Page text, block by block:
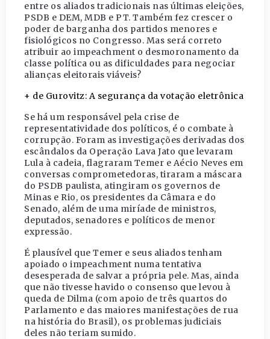
entre os aliados tradicionais nas últimas eleições,
PSDB e DEM, MDB e PT. Também fez crescer o
poder de barganha dos partidos menores e
fisiológicos no Congresso. Mas será correto
atribuir ao impeachment o desmoronamento da
classe política ou as dificuldades para negociar
alianças eleitorais viáveis?
+ de Gurovitz: A segurança da votação eletrônica
Se há um responsável pela crise de
representatividade dos políticos, é o combate à
corrupção. Foram as investigações derivadas dos
escândalos da Operação Lava Jato que levaram
Lula à cadeia, flagraram Temer e Aécio Neves em
conversas comprometedoras, tiraram a máscara
do PSDB paulista, atingiram os governos de
Minas e Rio, os presidentes da Câmara e do
Senado, além de uma miríade de ministros,
deputados, senadores e políticos de menor
expressão.
É plausível que Temer e seus aliados tenham
apoiado o impeachment numa tentativa
desesperada de salvar a própria pele. Mas, ainda
que não tivesse havido o consenso que levou à
queda de Dilma (com apoio de três quartos do
Parlamento e das maiores manifestações de rua
na história do Brasil), os problemas judiciais
deles não teriam sumido.